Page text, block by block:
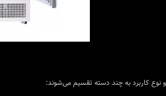
نوع کاربرد به چند دسته تقسیم می‌شوند: